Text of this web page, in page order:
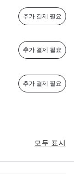
추가 결제 필요
추가 결제 필요
추가 결제 필요
모두 표시